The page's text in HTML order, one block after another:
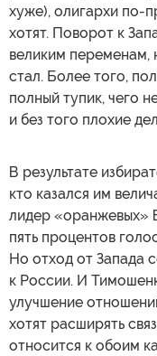
хуже), олигархи по-
хотят. Поворот к
великим переменам,
стал. Более того,
полный тупик, чего
и без того плохие
В результате
кто казался им
лидер «оранжевых»
пять процентов
Но отход от Запада
к России. И
улучшение
хотят расширять
относится к обоим